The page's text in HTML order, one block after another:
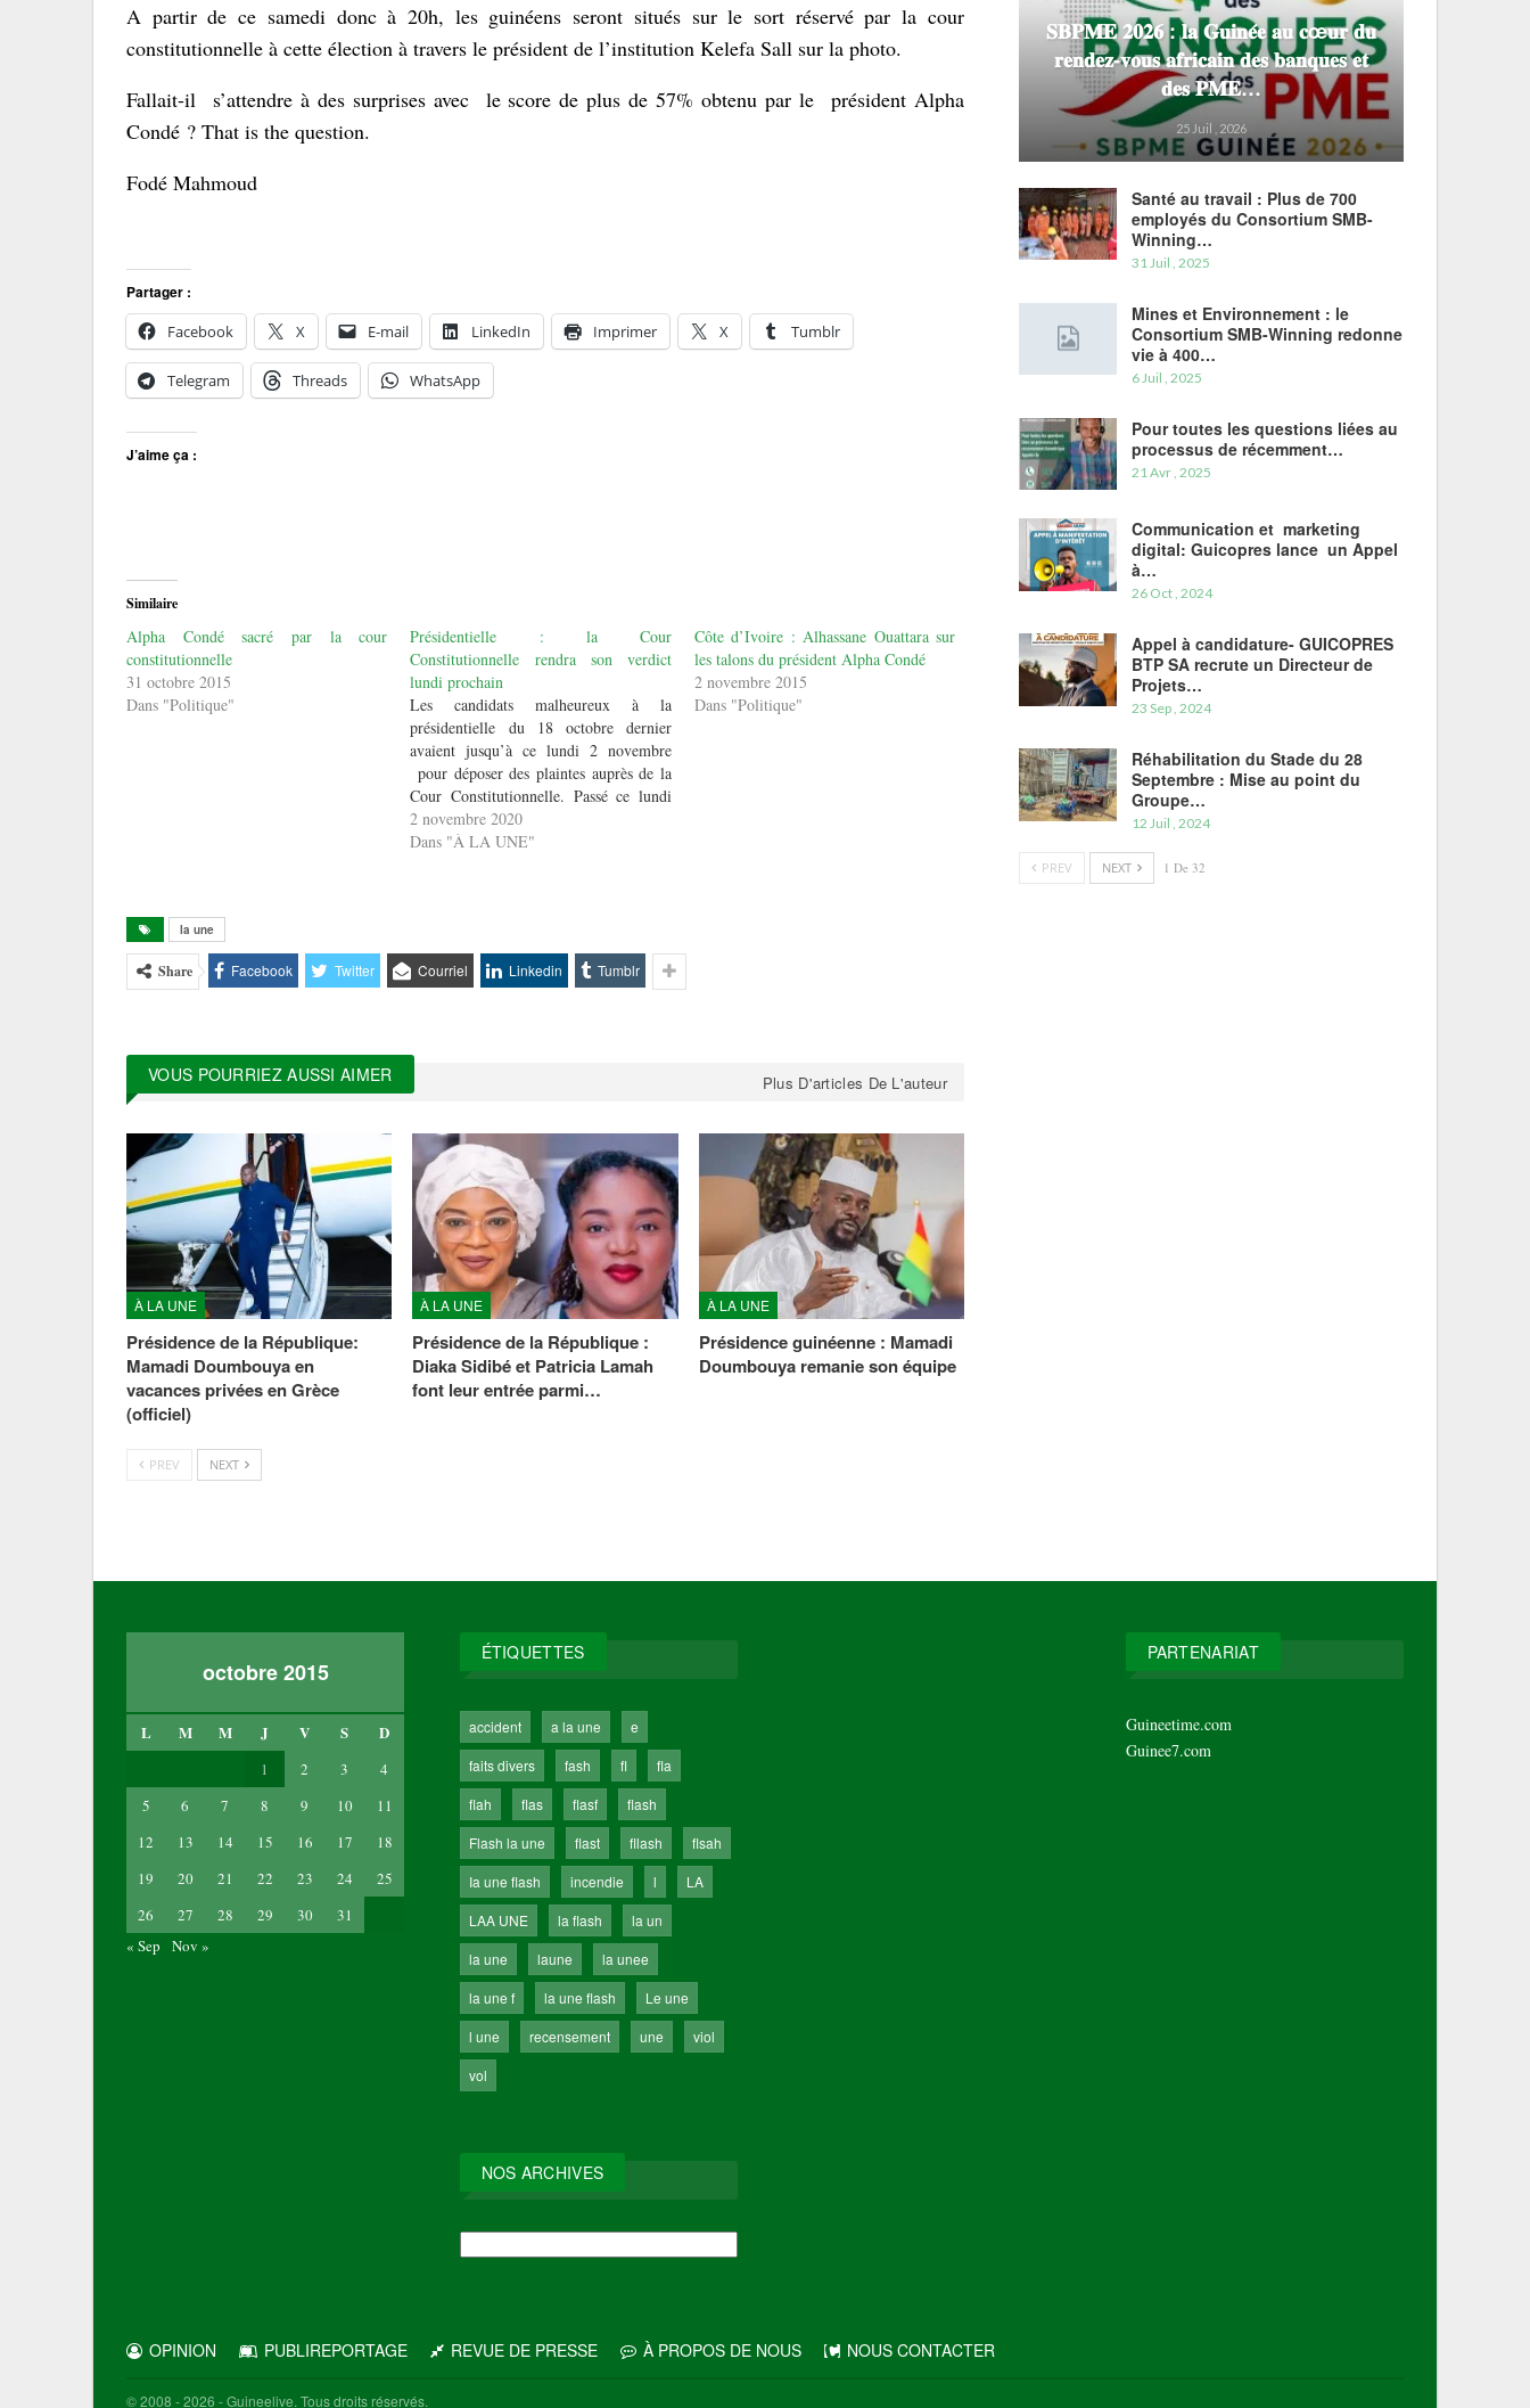
A partir de ce samedi donc à 20h, les guinéens seront situés sur le sort réservé par la cour
constitutionnelle à cette élection à travers le président de l’institution Kelefa Sall sur la photo.
Fallait-il s’attendre à des surprises avec le score de plus de 57% obtenu par le président Alpha
Condé ? That is the question.
Fodé Mahmoud
Partager :
Facebook
X E-mail LinkedIn Imprimer X Tumblr
Telegram Threads WhatsApp
J’aime ça :
Similaire
Alpha Condé sacré par la cour
constitutionnelle
31 octobre 2015
Dans "Politique"
Présidentielle : la Cour
Constitutionnelle rendra son verdict
lundi prochain
Les candidats malheureux à la
présidentielle du 18 octobre dernier
avaient jusqu’à ce lundi 2 novembre
pour déposer des plaintes auprès de la
Cour Constitutionnelle. Passé ce lundi
qui est le délai légal, aucune
réclamation ne sera admise, affirme un
2 novembre 2020
Dans "À LA UNE"
Côte d’Ivoire : Alhassane Ouattara sur
les talons du président Alpha Condé
2 novembre 2015
Dans "Politique"
la une
Share Facebook Twitter Courriel Linkedin Tumblr
VOUS POURRIEZ AUSSI AIMER Plus D'articles De L'auteur
À LA UNE
Présidence de la République:
Mamadi Doumbouya en
vacances privées en Grèce
(officiel)
À LA UNE
Présidence de la République :
Diaka Sidibé et Patricia Lamah
font leur entrée parmi…
À LA UNE
Présidence guinéenne : Mamadi
Doumbouya remanie son équipe
PREV NEXT
𝐒𝐁𝐏𝐌𝐄 𝟐𝟎𝟐𝟔 : 𝐥𝐚 𝐆𝐮𝐢𝐧𝐞́𝐞 𝐚𝐮 𝐜œ𝐮𝐫 𝐝𝐮
𝐫𝐞𝐧𝐝𝐞𝐳-𝐯𝐨𝐮𝐬 𝐚𝐟𝐫𝐢𝐜𝐚𝐢𝐧 𝐝𝐞𝐬 𝐛𝐚𝐧𝐪𝐮𝐞𝐬 𝐞𝐭
𝐝𝐞𝐬 𝐏𝐌𝐄…
25 Juil , 2026
Santé au travail : Plus de 700
employés du Consortium SMB-
Winning…
31 Juil , 2025
Mines et Environnement : le
Consortium SMB-Winning redonne
vie à 400…
6 Juil , 2025
Pour toutes les questions liées au
processus de récemment…
21 Avr , 2025
Communication et marketing
digital: Guicopres lance un Appel
à…
26 Oct , 2024
Appel à candidature- GUICOPRES
BTP SA recrute un Directeur de
Projets…
23 Sep , 2024
Réhabilitation du Stade du 28
Septembre : Mise au point du
Groupe…
12 Juil , 2024
PREV NEXT 1 De 32
octobre 2015
L M M J V S D
1 2 3
4
5
6 7 8 9 10
11
12
13 14 15 16 17
18
19
20 21 22 23 24
25
26
27 28 29 30
31
« Sep
Nov »
ÉTIQUETTES
accident a la une
e
faits divers
fash fl
fla
flah
flas flasf
flash
Flash la une
flast fllash
flsah
Ia une flash
incendie l
LA
LAA UNE
la flash
la un
la une
laune
la unee
la une f
la une flash
Le une
l une
recensement une
viol
vol
NOS ARCHIVES
PARTENARIAT
Guineetime.com
Guinee7.com
OPINION PUBLIREPORTAGE REVUE DE PRESSE À PROPOS DE NOUS NOUS CONTACTER
© 2008 - 2026 - Guineelive. Tous droits réservés.